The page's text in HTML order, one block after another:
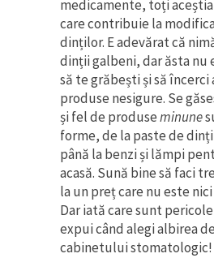
medicamente, toți
care contribuie la
dinților. E adevărat că
dinții galbeni, dar ăsta nu
să te grăbești și să încerci
produse nesigure. Se
și fel de produseminune
forme, de la paste de
până la benzi și lămpi
acasă. Sună bine să faci
la un preț care nu este
Dar iată care sunt
expui când alegi albirea
cabinetului stomatologic!